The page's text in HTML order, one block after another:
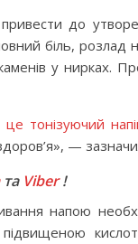
до
біль,
у нирках.
тонізуючий
—
та Viber!
напою